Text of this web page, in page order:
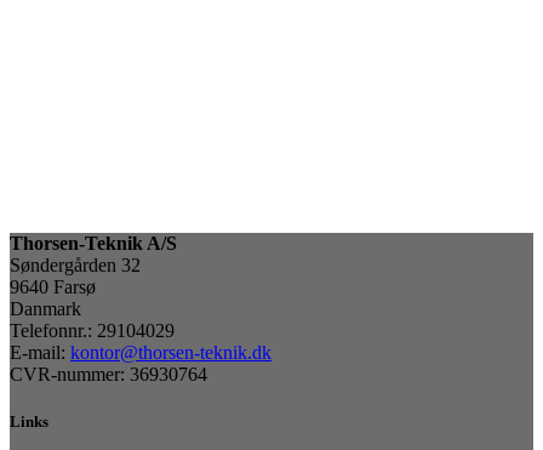
Thorsen-Teknik A/S
Søndergården 32
9640 Farsø
Danmark
Telefonnr.: 29104029
E-mail: kontor@thorsen-teknik.dk
CVR-nummer: 36930764
Links